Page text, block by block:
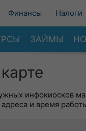
Финансы Налоги
ЗАЙМЫ
инфокиосков
и время